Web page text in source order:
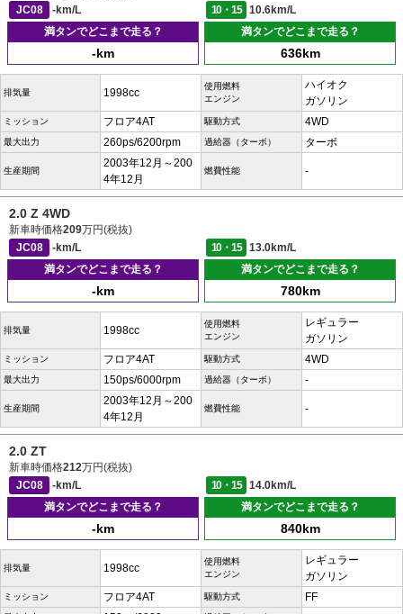
JC08
-km/L 10・15
10.6km/L
満タンでどこまで走る？
-km
満タンでどこまで走る？
636km
排気量 1998cc
使用燃料
エンジン
ハイオク
ガソリン
ミッション フロア4AT 駆動方式 4WD
最大出力 260ps/6200rpm 過給器（ターボ） ターボ
生産期間
2003年12月～200
4年12月
燃費性能 -
2.0 Z 4WD
新車時価格209万円(税抜)
JC08
-km/L 10・15
13.0km/L
満タンでどこまで走る？
-km
満タンでどこまで走る？
780km
排気量 1998cc
使用燃料
エンジン
レギュラー
ガソリン
ミッション フロア4AT 駆動方式 4WD
最大出力 150ps/6000rpm 過給器（ターボ） -
生産期間
2003年12月～200
4年12月
燃費性能 -
2.0 ZT
新車時価格212万円(税抜)
JC08
-km/L 10・15
14.0km/L
満タンでどこまで走る？
-km
満タンでどこまで走る？
840km
排気量 1998cc
使用燃料
エンジン
レギュラー
ガソリン
ミッション フロア4AT 駆動方式 FF